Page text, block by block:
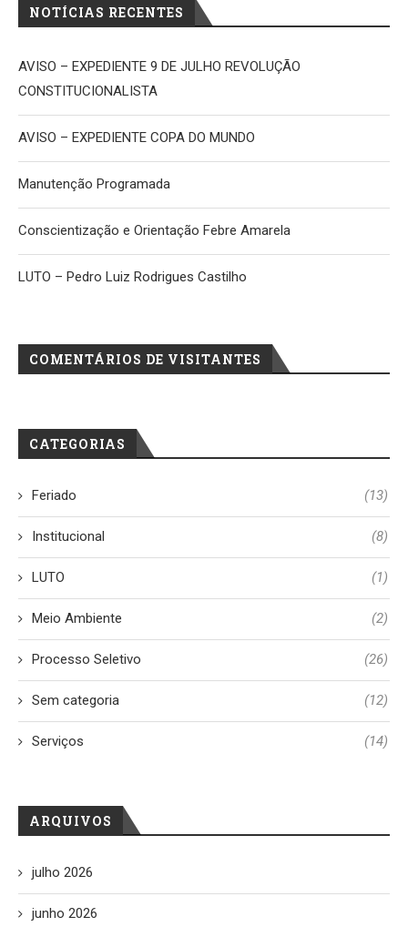
NOTÍCIAS RECENTES
AVISO – EXPEDIENTE 9 DE JULHO REVOLUÇÃO
CONSTITUCIONALISTA
AVISO – EXPEDIENTE COPA DO MUNDO
Manutenção Programada
Conscientização e Orientação Febre Amarela
LUTO – Pedro Luiz Rodrigues Castilho
COMENTÁRIOS DE VISITANTES
CATEGORIAS
Feriado (13)
Institucional (8)
LUTO (1)
Meio Ambiente (2)
Processo Seletivo (26)
Sem categoria (12)
Serviços (14)
ARQUIVOS
julho 2026
junho 2026